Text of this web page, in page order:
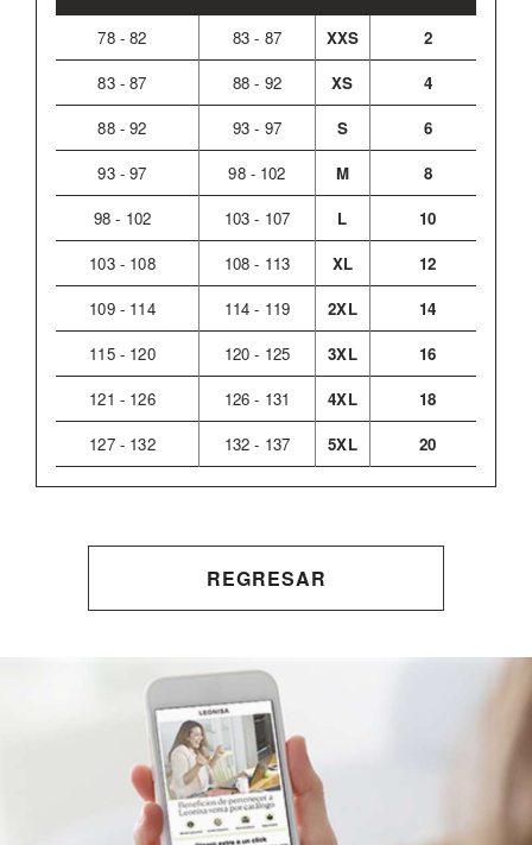
78 - 82 83 - 87 XXS
2
83 - 87
88 - 92 XS
4
88 - 92
93 - 97 S
6
93 - 97
98 - 102 M
8
98 - 102
103 - 107 L
10
103 - 108
108 - 113 XL
12
109 - 114
114 - 119 2XL
14
115 - 120
120 - 125 3XL
16
121 - 126
126 - 131 4XL
18
127 - 132
132 - 137 5XL 20
REGRESAR